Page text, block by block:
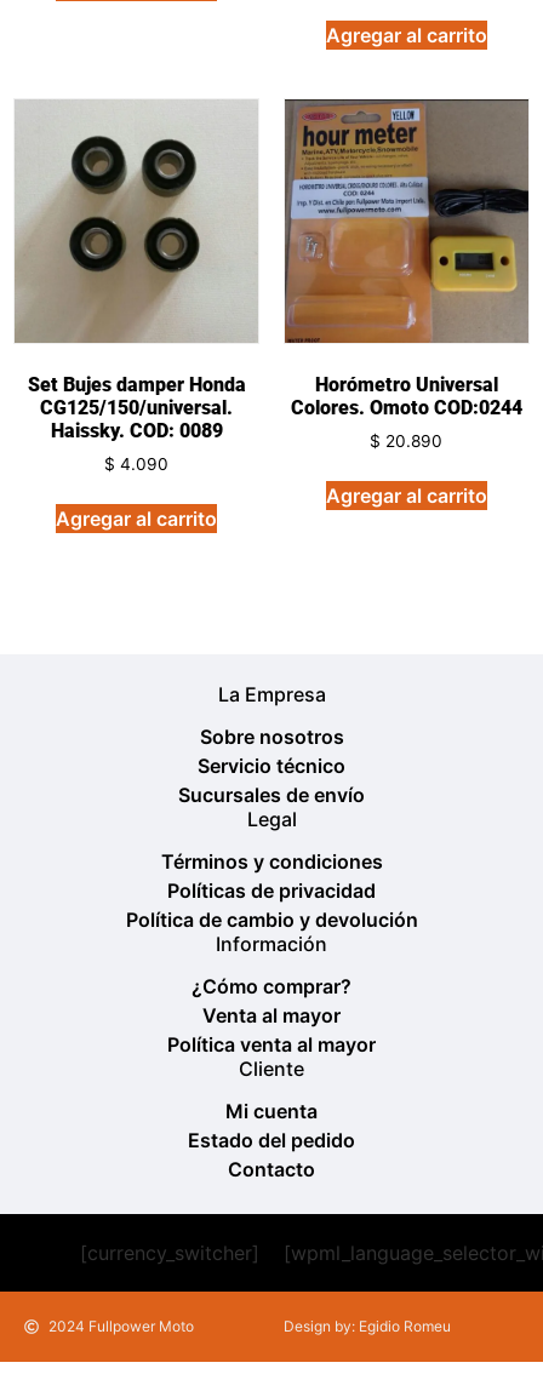
Agregar al carrito
Set Bujes damper Honda
CG125/150/universal.
Haissky. COD: 0089
$ 4.090
Agregar al carrito
Horómetro Universal
Colores. Omoto COD:0244
$ 20.890
Agregar al carrito
La Empresa
Sobre nosotros
Servicio técnico
Sucursales de envío
Legal
Términos y condiciones
Políticas de privacidad
Política de cambio y devolución
Información
¿Cómo comprar?
Venta al mayor
Política venta al mayor
Cliente
Mi cuenta
Estado del pedido
Contacto
[currency_switcher]
2024 Fullpower Moto Design by: Egidio Romeu